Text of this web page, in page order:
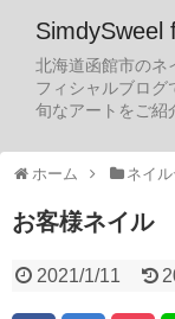
SimdySweel
北海道函館市のネ
フィシャルブログ
旬なアートをご紹
ホーム ネイ
お客様ネイル
2021/1/11